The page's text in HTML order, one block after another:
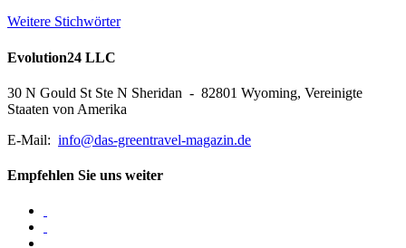
Weitere Stichwörter
Evolution24 LLC
30 N Gould St Ste N Sheridan - 82801 Wyoming, Vereinigte
Staaten von Amerika
E-Mail: info@das-greentravel-magazin.de
Empfehlen Sie uns weiter